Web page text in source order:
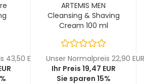
EUR
ARTEMIS MEN
Cleansing & Shaving
Cream 100 ml
Unser Normalpreis 22,90 EUR
Ihr Preis 19,47 EUR
Sie sparen 15%